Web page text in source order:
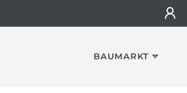
BAUMARKT